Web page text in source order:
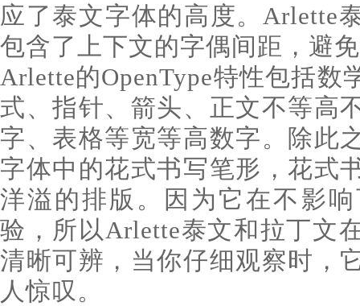
应了泰文字体的高度。Arlette
包含了上下文的字偶间距，避
Arlette的OpenType特性包括数
式、指针、箭头、正文不等高
字、表格等宽等高数字。除此
字体中的花式书写笔形，花式
洋溢的排版。因为它在不影
验，所以Arlette泰文和拉丁文
清晰可辨，当你仔细观察时，
人惊叹。